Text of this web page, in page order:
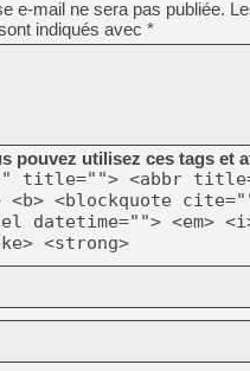
e-mail ne sera pas publiée.
indiqués avec *
pouvez utilisez ces tags et
title=""> <abbr
<blockquote
datetime=""> <em>
<strong>